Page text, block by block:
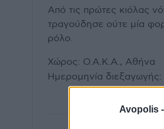
Avopolis -
Από τις πρώτες κιόλας
τραγούδησε ούτε μία
ρόλο.
Χώρος: Ο.Α.Κ.Α., Αθήνα
Ημερομηνία διεξαγωγής: